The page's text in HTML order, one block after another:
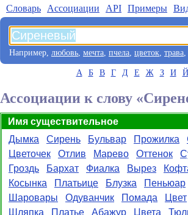
Словарь Aссоциации API Примеры
Например, любовь, мечта, пчела, цветок, трава,
А Б В Г Д Е Ж З И Й
Ассоциации к слову
Имя существительное
Дымка
Сирень Бульвар Прожилка
Цветочек
Отлив Марево Оттенок
Гроздь
Бархат Фиалка Вырез
Косынка
Платьице Блузка
Пеньюар
Шаровары
Одуванчик Помада
Цвет
Шляпка
Платье Абажур Цвета